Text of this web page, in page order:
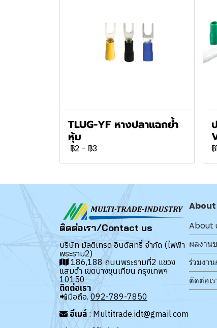
TLUG-YF หางปลาแฉกย้ำ
หุ้ม
฿2 - ฿3 ฿
ติดต่อเรา/Contact us
บริษัท มัลติเทรด อินดัสทรี้ จำกัด (ไฟฟ้า
พระราม2)
186,188 ถนนพระรามที่2 แขวง
แสมดำ เขตบางขุนเทียน กรุงเทพฯ
10150
ติดต่อเรา
📲มือถือ. 092-789-7850
อีเมล์ : Multitrade.idt@gmail.com
About
About
ผลงาน
ร่วมงาน
ติดต่อเร